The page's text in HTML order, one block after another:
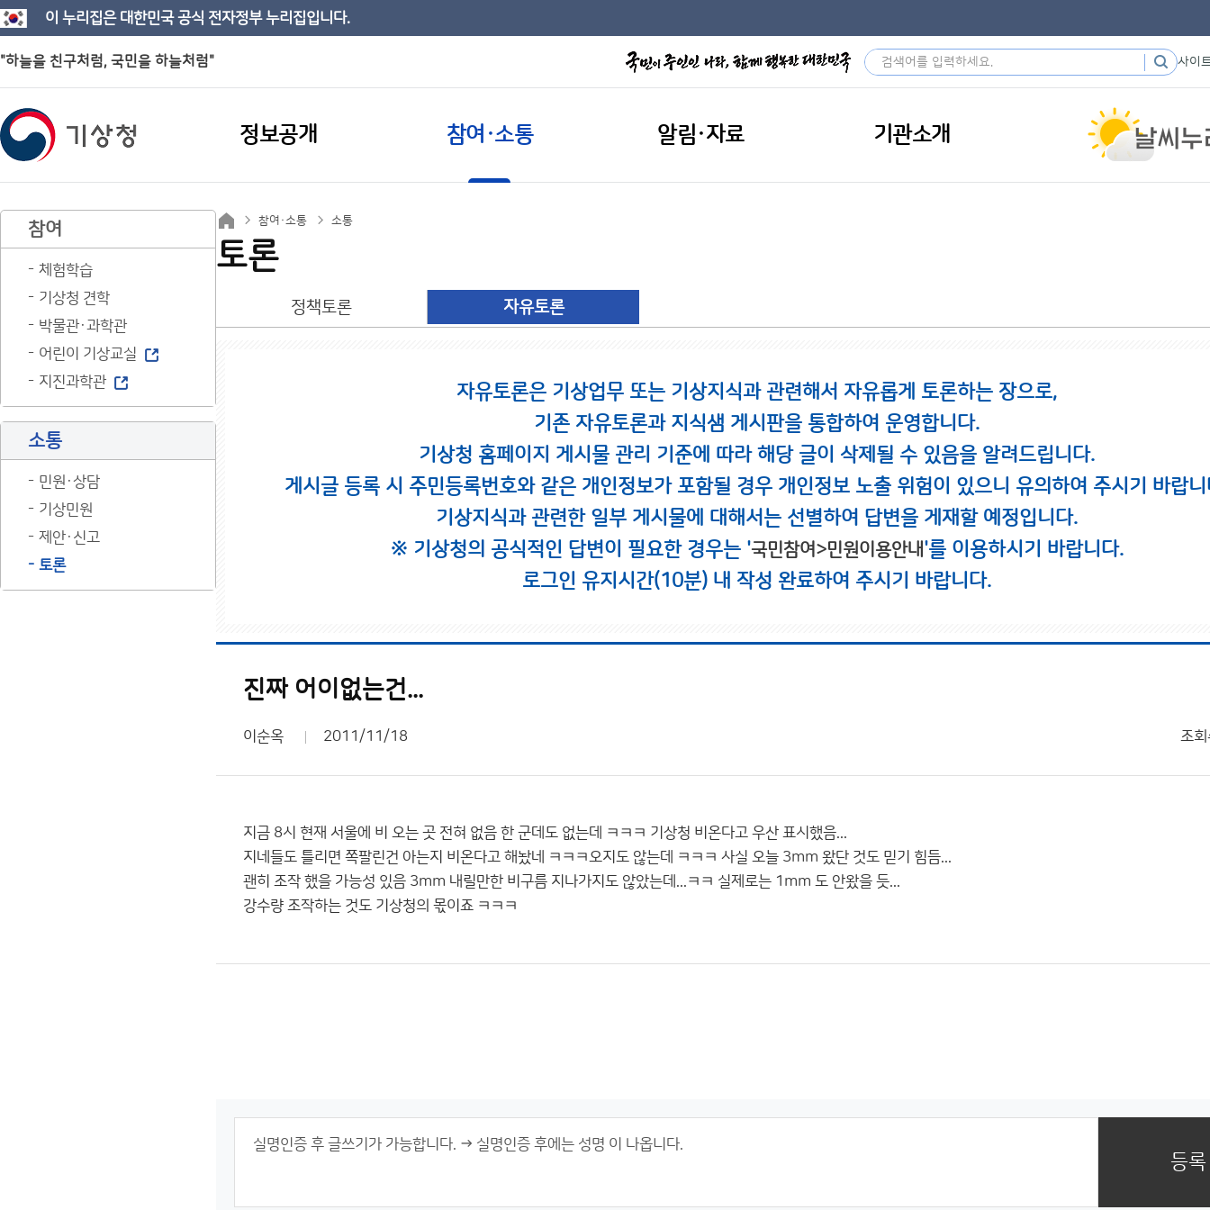
이 누리집은 대한민국 공식 전자정부 누리집입니다.
"하늘을 친구처럼, 국민을 하늘처럼" 사이
정보공개 참여·소통 알림·자료 기관소개
참여
체험학습
기상청 견학
박물관·과학관
어린이 기상교실
지진과학관
소통
민원·상담
기상민원
제안·신고
토론
참여·소통 소통
토론
정책토론 자유토론
자유토론은 기상업무 또는 기상지식과 관련해서 자유롭게 토론하는 장으로,
기존 자유토론과 지식샘 게시판을 통합하여 운영합니다.
기상청 홈페이지 게시물 관리 기준에 따라 해당 글이 삭제될 수 있음을 알려드립니다.
게시글 등록 시 주민등록번호와 같은 개인정보가 포함될 경우 개인정보 노출 위험이 있으니 유의하여 주시기 바랍니
기상지식과 관련한 일부 게시물에 대해서는 선별하여 답변을 게재할 예정입니다.
※ 기상청의 공식적인 답변이 필요한 경우는 '국민참여>민원이용안내'를 이용하시기 바랍니다.
로그인 유지시간(10분) 내 작성 완료하여 주시기 바랍니다.
진짜 어이없는건...
이순옥 2011/11/18 조회
지금 8시 현재 서울에 비 오는 곳 전혀 없음 한 군데도 없는데 ㅋㅋㅋ 기상청 비온다고 우산 표시했음...
지네들도 틀리면 쪽팔린건 아는지 비온다고 해놨네 ㅋㅋㅋ오지도 않는데 ㅋㅋㅋ 사실 오늘 3mm 왔단 것도 믿기 힘듬...
괜히 조작 했을 가능성 있음 3mm 내릴만한 비구름 지나가지도 않았는데...ㅋㅋ 실제로는 1mm 도 안왔을 듯...
강수량 조작하는 것도 기상청의 몫이죠 ㅋㅋㅋ
등록